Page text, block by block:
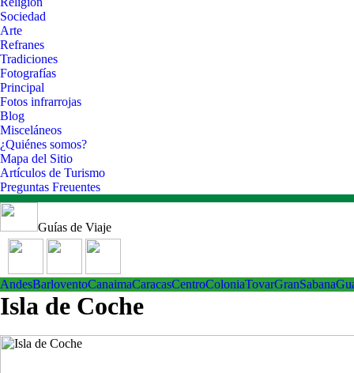
Sociedad
Arte
Refranes
Tradiciones
Fotografías
Principal
Fotos infrarrojas
Blog
Misceláneos
¿Quiénes somos?
Mapa del Sitio
Artículos de Turismo
Preguntas Freuentes
Guías de Viaje
AndesBarloventoCanaimaCaracasCentroColoniaTovarGranSabana
Isla de Coche